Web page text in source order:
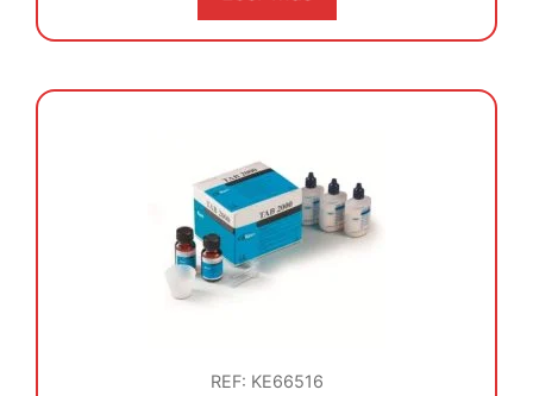
€ 98,59.€ 93,67.
REF: KE66516